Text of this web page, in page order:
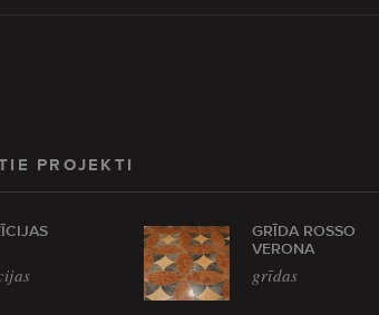
PROJEKTI
GRĪDA ROSSO
VERONA
grīdas